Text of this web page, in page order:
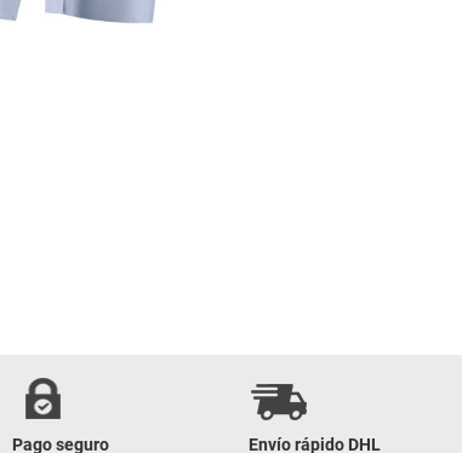
Pago seguro
Envío rápido DHL